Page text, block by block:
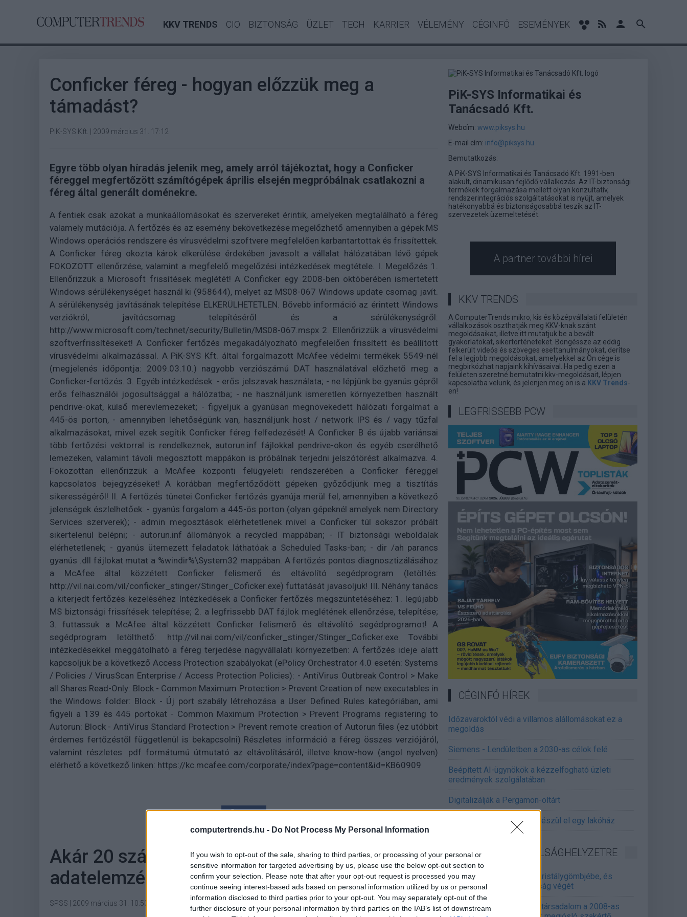
computertrends.hu - Do Not Process My Personal Information
If you wish to opt-out of the sale, sharing to third parties, or processing of your personal or
sensitive information for targeted advertising by us, please use the below opt-out section to
confirm your selection. Please note that after your opt-out request is processed you may
continue seeing interest-based ads based on personal information utilized by us or personal
information disclosed to third parties prior to your opt-out. You may separately opt-out of the
further disclosure of your personal information by third parties on the IAB’s list of downstream
KKV TRENDS CIO BIZTONSÁG ÜZLET TECH KARRIER VÉLEMÉNY CÉGINFÓ ESEMÉNYEK
Conficker féreg - hogyan előzzük meg a
támadást?
PiK-SYS Kft. 2009 március 31. 17:12
Egyre több olyan híradás jelenik meg, amely arról tájékoztat, hogy a Conficker
féreggel megfertőzött számítógépek április elsején megpróbálnak csatlakozni a
féreg által generált doménekre.
A fentiek csak azokat a munkaállomásokat és szervereket érintik, amelyeken megtalálható a féreg
valamely mutációja. A fertőzés és az esemény bekövetkezése megelőzhető amennyiben a gépek MS
Windows operációs rendszere és vírusvédelmi szoftvere megfelelően karbantartottak és frissítettek.
A Conficker féreg okozta károk elkerülése érdekében javasolt a vállalat hálózatában lévő gépek
FOKOZOTT ellenőrzése, valamint a megfelelő megelőzési intézkedések megtétele. I. Megelőzés 1.
Ellenőrizzük a Microsoft frissítések meglétét! A Conficker egy 2008-ben októberében ismertetett
Windows sérülékenységet használ ki (958644), melyet az MS08-067 Windows update csomag javít.
A sérülékenység javításának telepítése ELKERÜLHETETLEN. Bővebb információ az érintett Windows
verziókról, javítócsomag telepítéséről és a sérülékenységről:
http://www.microsoft.com/technet/security/Bulletin/MS08-067.mspx 2. Ellenőrizzük a vírusvédelmi
szoftverfrissítéseket! A Conficker fertőzés megakadályozható megfelelően frissített és beállított
vírusvédelmi alkalmazással. A PiK-SYS Kft. által forgalmazott McAfee védelmi termékek 5549-nél
(megjelenés időpontja: 2009.03.10.) nagyobb verziószámú DAT használatával előzhető meg a
Conficker-fertőzés. 3. Egyéb intézkedések: - erős jelszavak használata; - ne lépjünk be gyanús gépről
erős felhasználói jogosultsággal a hálózatba; - ne használjunk ismeretlen környezetben használt
pendrive-okat, külső merevlemezeket; - figyeljük a gyanúsan megnövekedett hálózati forgalmat a
445-ös porton, - amennyiben lehetőségünk van, használjunk host / network IPS és / vagy tűzfal
alkalmazásokat, mivel ezek segítik Conficker féreg felfedezését! A Conficker B és újabb variánsai
több fertőzési vektorral is rendelkeznek, autorun.inf fájlokkal pendrive-okon és egyéb cserélhető
lemezeken, valamint távoli megosztott mappákon is próbálnak terjedni jelszótörést alkalmazva. 4.
Fokozottan ellenőrizzük a McAfee központi felügyeleti rendszerében a Conficker féreggel
kapcsolatos bejegyzéseket! A korábban megfertőződött gépeken győződjünk meg a tisztítás
sikerességéről! II. A fertőzés tünetei Conficker fertőzés gyanúja merül fel, amennyiben a következő
jelenségek észlelhetőek: - gyanús forgalom a 445-ös porton (olyan gépeknél amelyek nem Directory
Services szerverek); - admin megosztások elérhetetlenek mivel a Conficker túl sokszor próbált
sikertelenül belépni; - autorun.inf állományok a recycled mappában; - IT biztonsági weboldalak
elérhetetlenek; - gyanús ütemezett feladatok láthatóak a Scheduled Tasks-ban; - dir /ah parancs
gyanús .dll fájlokat mutat a %windir%\System32 mappában. A fertőzés pontos diagnosztizálásához
a McAfee által közzétett Conficker felismerő és eltávolító segédprogram (letöltés:
http://vil.nai.com/vil/conficker_stinger/Stinger_Coficker.exe) futtatását javasoljuk! III. Néhány tanács
a kiterjedt fertőzés kezeléséhez Intézkedések a Conficker fertőzés megszüntetéséhez: 1. legújabb
MS biztonsági frissítések telepítése; 2. a legfrissebb DAT fájlok meglétének ellenőrzése, telepítése;
3. futtassuk a McAfee által közzétett Conficker felismerő és eltávolító segédprogramot! A
segédprogram letölthető: http://vil.nai.com/vil/conficker_stinger/Stinger_Coficker.exe További
intézkedésekkel meggátolható a féreg terjedése nagyvállalati környezetben: A fertőzés ideje alatt
kapcsoljuk be a következő Access Protection szabályokat (ePolicy Orchestrator 4.0 esetén: Systems
/ Policies / VirusScan Enterprise / Access Protection Policies): - AntiVirus Outbreak Control > Make
all Shares Read-Only: Block - Common Maximum Protection > Prevent Creation of new executables in
the Windows folder: Block - Új port szabály létrehozása a User Defined Rules kategóriában, ami
figyeli a 139 és 445 portokat - Common Maximum Protection > Prevent Programs registering to
Autorun: Block - AntiVirus Standard Protection > Prevent remote creation of Autorun files (ez utóbbit
érdemes fertőzéstől függetlenül is bekapcsolni) Részletes információ a féreg összes verziójáról,
valamint részletes .pdf formátumú útmutató az eltávolításáról, illetve know-how (angol nyelven)
elérhető a következő linken: https://kc.mcafee.com/corporate/index?page=content&id=KB60909
Akár 20 százalékos profitnövekedés
adatelemzési módszerekkel
SPSS 2009 március 31. 10:50
PiK-SYS Informatikai és
Tanácsadó Kft.
Webcím: www.piksys.hu
E-mail cím: info@piksys.hu
Bemutatkozás:
A PiK-SYS Informatikai és Tanácsadó Kft. 1991-ben
alakult, dinamikusan fejlődő vállalkozás. Az IT-biztonsági
termékek forgalmazása mellett olyan konzultatív,
rendszerintegrációs szolgáltatásokat is nyújt, amelyek
hatékonyabbá és biztonságosabbá teszik az IT-
szervezetek üzemeltetését.
A partner további hírei
KKV TRENDS
A ComputerTrends mikro, kis és középvállalati felületén
vállalkozások oszthatják meg KKV-knak szánt
megoldásaikat, illetve itt mutatjuk be a bevált
gyakorlatokat, sikertörténeteket. Böngéssze az eddig
felkerült videós és szöveges esettanulmányokat, derítse
fel a legjobb megoldásokat, amelyekkel az Ön cége is
megbirkózhat napjaink kihívásaival. Ha pedig ezen a
felületen szeretné bemutatni kkv-megoldásait, lépjen
kapcsolatba velünk, és jelenjen meg ön is a KKV Trends-
en!
LEGFRISSEBB PCW
CÉGINFÓ HÍREK
Időzavaroktól védi a villamos alállomásokat ez a
megoldás
Siemens - Lendületben a 2030-as célok felé
Beépített AI-ügynökök a kézzelfogható üzleti
eredmények szolgálatában
Digitalizálják a Pergamon-oltárt
A gyár, ahol 45 perc alatt készül el egy lakóház
INFORMATIKA VÁLSÁGHELYZETRE
A Samsung belenézett a kristálygömbjébe, és
megjósolta a memóriaválság végét
Hamarosan összeomlik a társadalom a 2008-as